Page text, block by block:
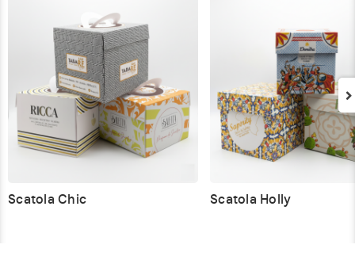
Scatola Chic Scatola Holly